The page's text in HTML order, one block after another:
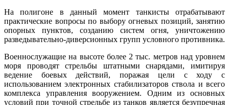
На полигоне в данный момент танкисты отрабатывают
практические вопросы по выбору огневых позиций, занятию
опорных пунктов, созданию систем огня, уничтожению
разведывательно-диверсионных групп условного противника.
Военнослужащие на высоте более 2 тыс. метров над уровнем
моря проводят стрельбы штатными снарядами, имитируя
ведение боевых действий, поражая цели с ходу с
использованием электронных стабилизаторов ствола и всего
комплекса управления вооружением. Одним из основных
условий при точной стрельбе из танков является безупречная